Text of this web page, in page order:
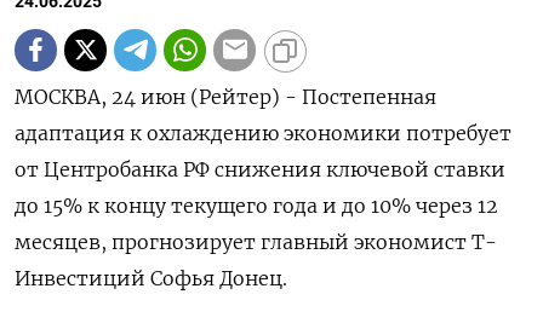
МОСКВА, 24 июн (Рейтер) - Постепенная
адаптация к охлаждению экономики потребует
от Центробанка РФ снижения ключевой ставки
до 15% к концу текущего года и до 10% через 12
месяцев, прогнозирует главный экономист Т-
Инвестиций Софья Донец.